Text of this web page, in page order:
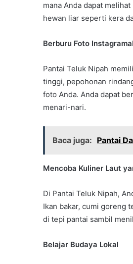
mana Anda dapat
hewan liar seperti kera
Berburu Foto
Pantai Teluk Nipah
tinggi, pepohonan
foto Anda. Anda dapat
menari-nari.
Baca juga: Pantai
Mencoba Kuliner Laut
Di Pantai Teluk Nipah,
Ikan bakar, cumi goreng
di tepi pantai sambil
Belajar Budaya Lokal